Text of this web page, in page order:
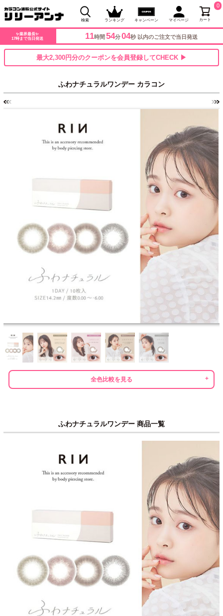
検索 ランキング キャンペーン マイページ カート
0
✨業界最長✨
17時まで当日発送
11時間 54分03秒 以内のご注文で当日発送
最大2,300円分のクーポンを会員登録してCHECK ▶
ふわナチュラルワンデー カラコン
全色比較を見る
ふわナチュラルワンデー 商品一覧